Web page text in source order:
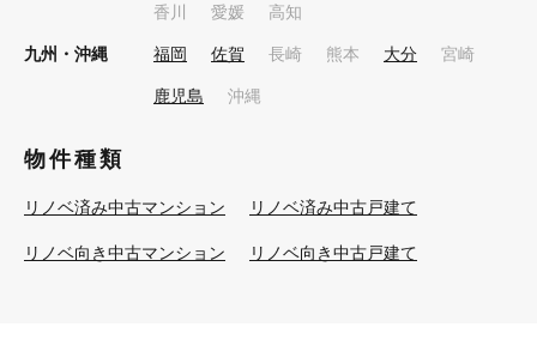
香川 愛媛 高知
九州・沖縄 福岡 佐賀 長崎 熊本 大分 宮崎
鹿児島 沖縄
物件種類
リノベ済み中古マンション リノベ済み中古戸建て
リノベ向き中古マンション リノベ向き中古戸建て